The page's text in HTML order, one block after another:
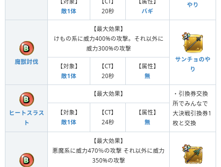
やり
敵1体
20秒
バギ
魔獣討伐
【最大効果】
けもの系に威力400%の攻撃。それ以外に
威力300%の攻撃
サンチョのや
り
【対象】
敵1体
【CT】
20秒
【属性】
無
ヒートスラス
ト
【最大効果】
・引換券交換
所でみんなで
大決戦引換券1
枚と交換
【対象】
敵1体
【CT】
24秒
【属性】
無
【最大効果】
悪魔系に威力470％の攻撃 それ以外に威力
350%の攻撃